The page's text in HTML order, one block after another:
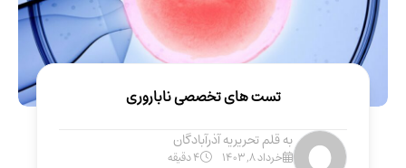
تست های تخصصی ناباروری
به قلمتحریریه آذرآبادگان
خرداد ۸, ۱۴۰۳ 4 دقیقه